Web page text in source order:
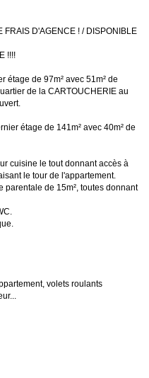
FRAIS D'AGENCE ! / DISPONIBLE
!!!!
étage de 97m² avec 51m² de
de la CARTOUCHERIE au
étage de 141m² avec 40m² de
cuisine le tout donnant accès à
le tour de l'appartement.
parentale de 15m², toutes donnant
volets roulants